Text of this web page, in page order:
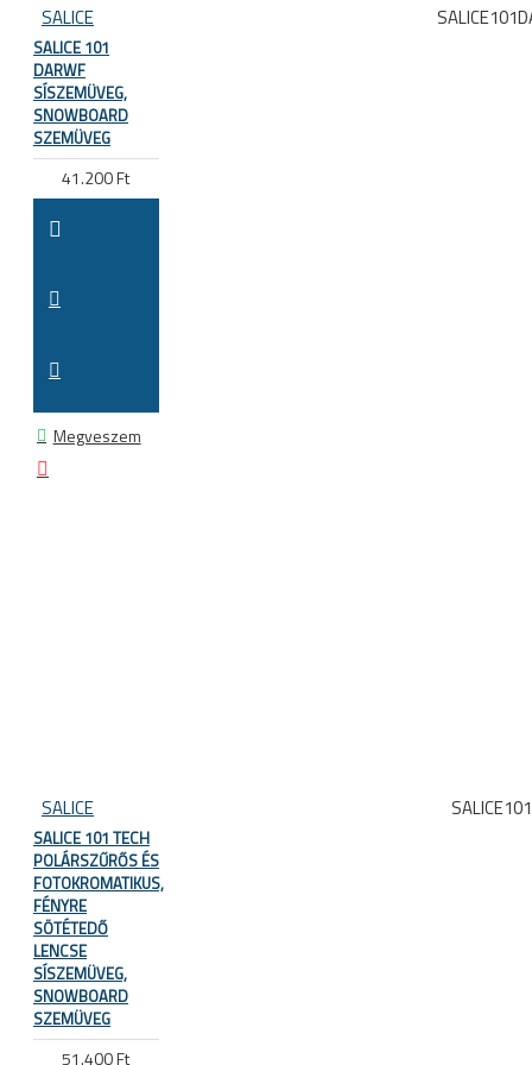
SALICE
SALICE 101
DARWF
SÍSZEMÜVEG,
SNOWBOARD
SZEMÜVEG
41.200 Ft
Megveszem
SALICE
SALICE 101 TECH
POLÁRSZŰRŐS ÉS
FOTOKROMATIKUS,
FÉNYRE
SÖTÉTEDŐ
LENCSE
SÍSZEMÜVEG,
SNOWBOARD
SZEMÜVEG
51.400 Ft